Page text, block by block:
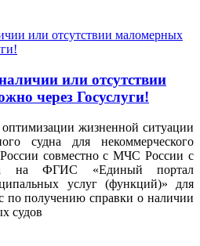
или отсутствии
через Госуслуги!
жизненной ситуации
судна для некоммерческого
совместно с МЧС России с
на ФГИС «Единый портал
услуг (функций)» для
по получению справки о наличии
судов